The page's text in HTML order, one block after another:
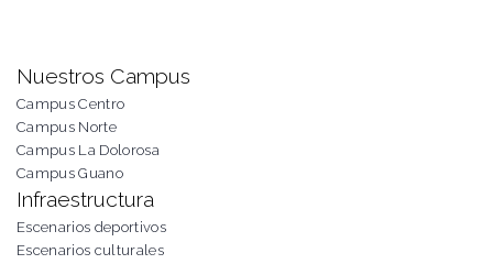
Nuestros Campus
Campus Centro
Campus Norte
Campus La Dolorosa
Campus Guano
Infraestructura
Escenarios deportivos
Escenarios culturales